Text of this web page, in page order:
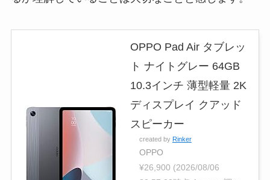
OPPO Pad Air タブレッ
ト ナイトグレー 64GB
10.3インチ 薄型軽量 2K
ディスプレイ クアッド
スピーカー
created by Rinker
OPPO
¥26,900 (2026/08/06